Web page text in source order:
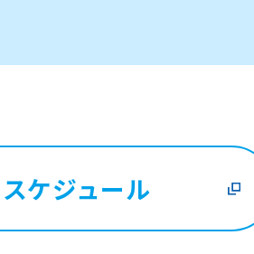
ケジュール
translation start